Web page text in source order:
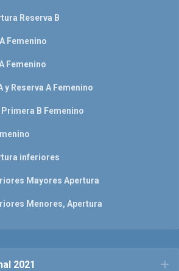
Reserva B
Femenino
Femenino
y Reserva A Femenino
B Femenino
inferiores
Mayores Apertura
Menores, Apertura
2021